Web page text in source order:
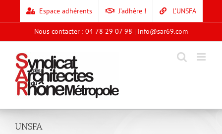
Espace adhérents J’adhère ! L’UNSFA
Nous contacter : 04 78 29 07 98 | info@sar69.com
UNSFA